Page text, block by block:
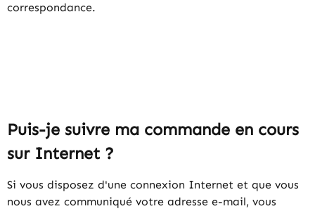
correspondance.
Puis-je suivre ma commande en cours
sur Internet ?
Si vous disposez d'une connexion Internet et que vous
nous avez communiqué votre adresse e-mail, vous